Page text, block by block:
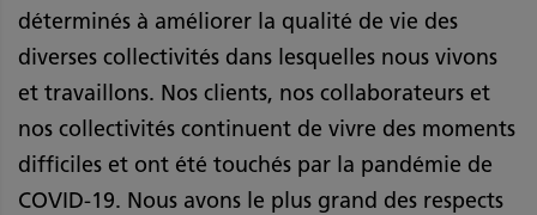
déterminés à améliorer la qualité de vie des
diverses collectivités dans lesquelles nous vivons
et travaillons. Nos clients, nos collaborateurs et
nos collectivités continuent de vivre des moments
difficiles et ont été touchés par la pandémie de
COVID-19. Nous avons le plus grand des respects